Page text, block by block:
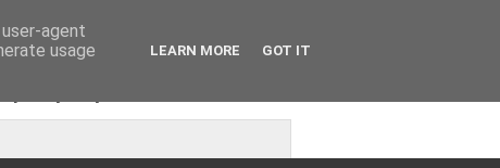
agent
usage
LEARN MORE GOT IT